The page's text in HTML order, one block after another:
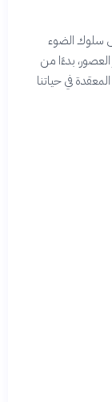
سلوك الضوء
بدءًا من
في حياتنا